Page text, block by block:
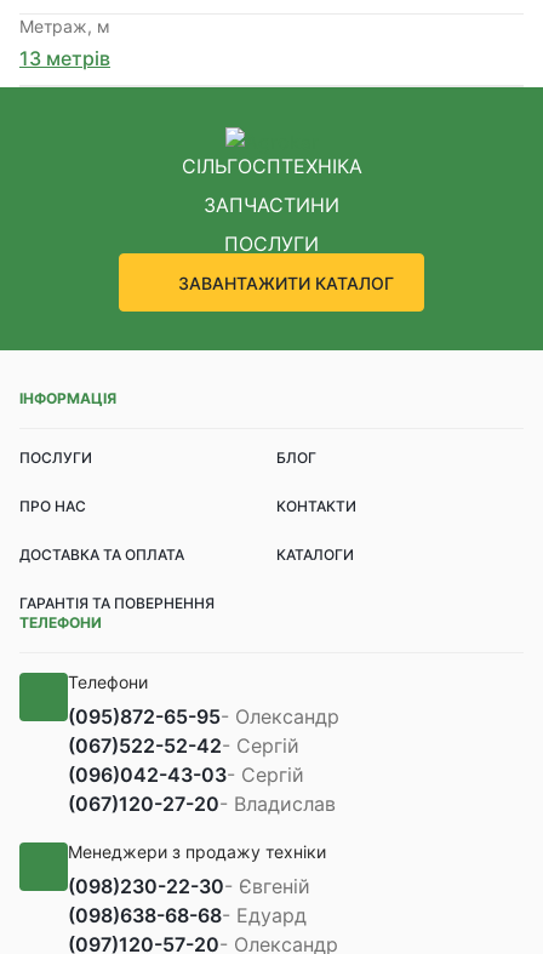
Метраж, м
13 метрів
СІЛЬГОСПТЕХНІКА
ЗАПЧАСТИНИ
ПОСЛУГИ
ЗАВАНТАЖИТИ КАТАЛОГ
ІНФОРМАЦІЯ
ПОСЛУГИ БЛОГ
ПРО НАС КОНТАКТИ
ДОСТАВКА ТА ОПЛАТА КАТАЛОГИ
ГАРАНТІЯ ТА ПОВЕРНЕННЯ
ТЕЛЕФОНИ
Телефони
(095)872-65-95- Олександр
(067)522-52-42- Сергій
(096)042-43-03- Сергій
(067)120-27-20- Владислав
Менеджери з продажу техніки
(098)230-22-30- Євгеній
(098)638-68-68- Едуард
(097)120-57-20- Олександр